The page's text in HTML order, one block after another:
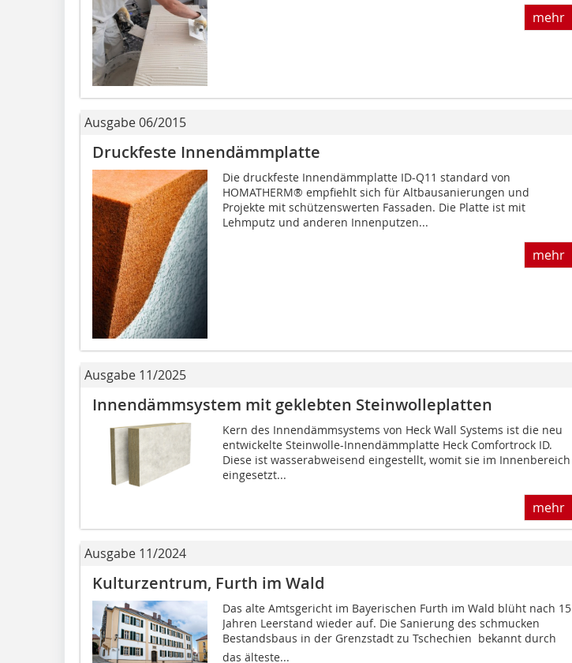
mehr
Ausgabe 06/2015
Druckfeste Innendämmplatte
Die druckfeste Innendämmplatte ID-Q11 standard von
HOMATHERM® empfiehlt sich für Altbausanierungen und
Projekte mit schützenswerten Fassaden. Die Platte ist mit
Lehmputz und anderen Innenputzen...
mehr
Ausgabe 11/2025
Innendämmsystem mit geklebten Steinwolleplatten
Kern des Innendämmsystems von Heck Wall Systems ist die neu
entwickelte Steinwolle-Innendämmplatte Heck Comfortrock ID.
Diese ist ­wasserabweisend eingestellt, womit sie im Innenbereich
eingesetzt...
mehr
Ausgabe 11/2024
Kulturzentrum, Furth im Wald
Das alte Amtsgericht im Bayerischen Furth im Wald blüht nach 15
Jahren Leerstand wieder auf. Die Sanierung des schmucken
Bestandsbaus in der Grenzstadt zu Tschechien  bekannt durch
das älteste...